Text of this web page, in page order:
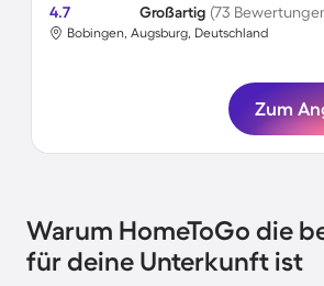
4.7 Großartig (73
Bobingen, Augsburg, Deutschland
Zum
Warum HomeToGo die
für deine Unterkunft ist